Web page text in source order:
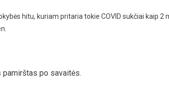
hitu, kuriam pritaria tokie COVID sukčiai kaip 2
po savaitės.